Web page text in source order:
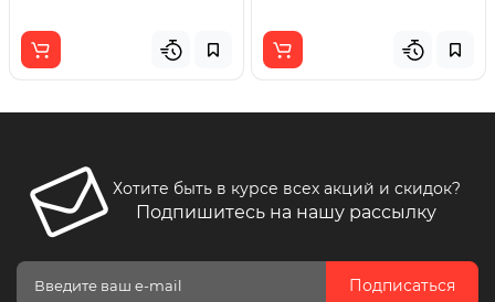
Хотите быть в курсе всех акций и скидок?
Подпишитесь на нашу рассылку
Подписаться